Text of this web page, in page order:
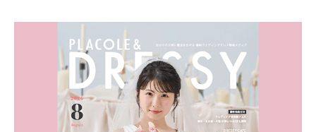
内容：特典金額・条件・応募方法・注意点 「どこが
一番お得？」「プラコレの特典は？」といった疑問も
解決します。 まずは診断で候補を絞れる「ウェディ
ング診断」か、体験型 […]
続きを読む